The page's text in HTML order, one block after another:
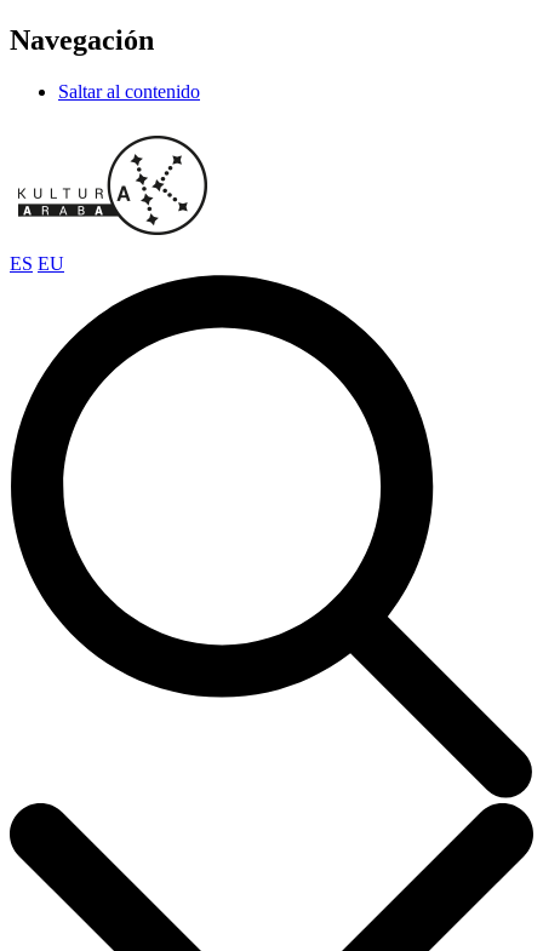
Navegación
Saltar al contenido
ES EU